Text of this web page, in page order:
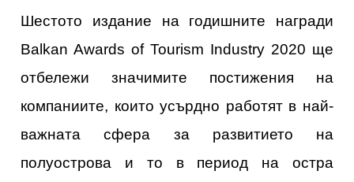
Шестото издание на годишните награди
Balkan Awards of Tourism Industry 2020 ще
отбележи значимите постижения на
компаниите, които усърдно работят в най-
важната сфера за развитието на
полуострова и то в период на остра